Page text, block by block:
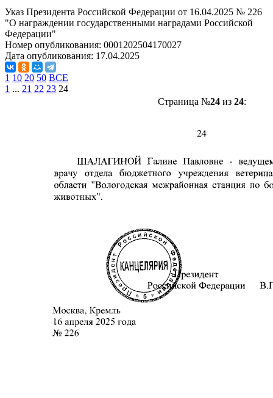
Указ Президента Российской Федерации от 16.04.2025 № 226
"О награждении государственными наградами Российской
Федерации"
Номер опубликования: 0001202504170027
Дата опубликования: 17.04.2025
1 10 20 50 ВСЕ
1 ... 21 22 23 24
Страница №24из 24: